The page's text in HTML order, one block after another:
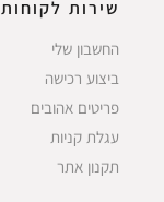
שירות לקוחות
החשבון שלי
ביצוע רכישה
פריטים אהובים
עגלת קניות
תקנון אתר